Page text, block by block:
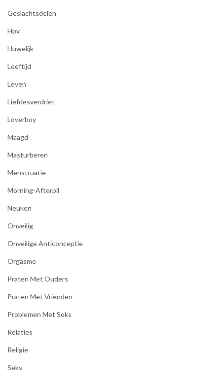
Geslachtsdelen
Hpv
Huwelijk
Leeftijd
Leven
Liefdesverdriet
Loverboy
Maagd
Masturberen
Menstruatie
Morning-Afterpil
Neuken
Onveilig
Onveilige Anticonceptie
Orgasme
Praten Met Ouders
Praten Met Vrienden
Problemen Met Seks
Relaties
Religie
Seks